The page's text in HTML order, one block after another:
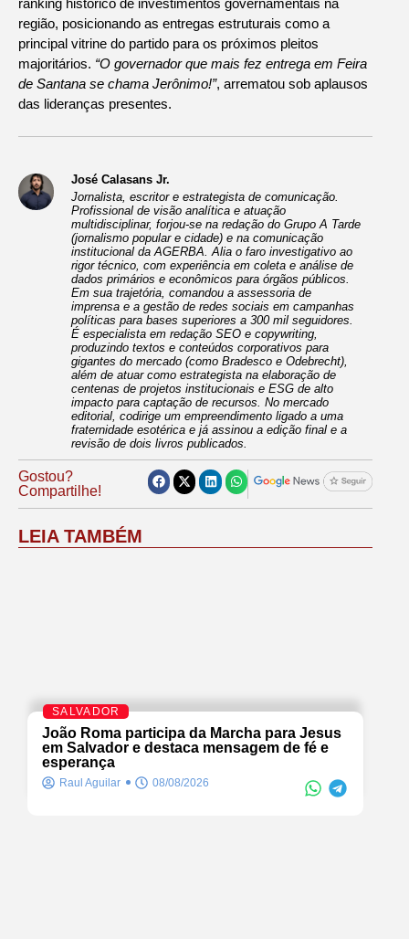
região, posicionando as entregas estruturais como a
principal vitrine do partido para os próximos pleitos
majoritários. “O governador que mais fez entrega em Feira
de Santana se chama Jerônimo!”, arrematou sob aplausos
das lideranças presentes.
José Calasans Jr.
Jornalista, escritor e estrategista de comunicação.
Profissional de visão analítica e atuação
multidisciplinar, forjou-se na redação do Grupo A Tarde
(jornalismo popular e cidade) e na comunicação
institucional da AGERBA. Alia o faro investigativo ao
rigor técnico, com experiência em coleta e análise de
dados primários e econômicos para órgãos públicos.
Em sua trajetória, comandou a assessoria de
imprensa e a gestão de redes sociais em campanhas
políticas para bases superiores a 300 mil seguidores.
É especialista em redação SEO e copywriting,
produzindo textos e conteúdos corporativos para
gigantes do mercado (como Bradesco e Odebrecht),
além de atuar como estrategista na elaboração de
centenas de projetos institucionais e ESG de alto
impacto para captação de recursos. No mercado
editorial, codirige um empreendimento ligado a uma
fraternidade esotérica e já assinou a edição final e a
revisão de dois livros publicados.
Gostou?
Compartilhe!
LEIA TAMBÉM
SALVADOR
João Roma participa da Marcha para Jesus
em Salvador e destaca mensagem de fé e
esperança
Raul Aguilar 08/08/2026